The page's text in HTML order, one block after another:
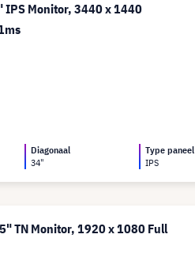
IPS Monitor, 3440 x 1440
Diagonaal
34"
Type paneel
IPS
TN Monitor, 1920 x 1080 Full